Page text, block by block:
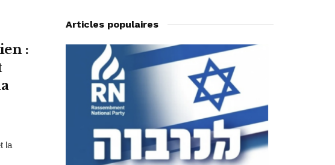
:
la
Articles populaires